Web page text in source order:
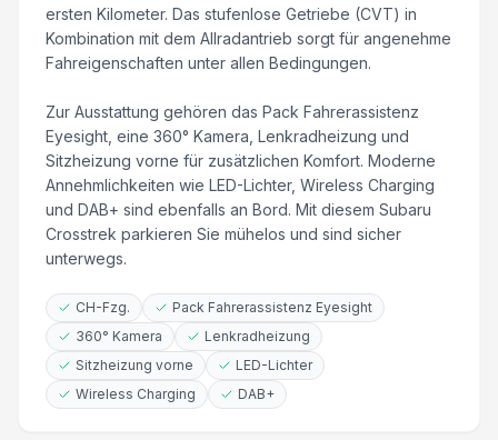
ersten Kilometer. Das stufenlose Getriebe (CVT) in
Kombination mit dem Allradantrieb sorgt für angenehme
Fahreigenschaften unter allen Bedingungen.
Zur Ausstattung gehören das Pack Fahrerassistenz
Eyesight, eine 360° Kamera, Lenkradheizung und
Sitzheizung vorne für zusätzlichen Komfort. Moderne
Annehmlichkeiten wie LED-Lichter, Wireless Charging
und DAB+ sind ebenfalls an Bord. Mit diesem Subaru
Crosstrek parkieren Sie mühelos und sind sicher
unterwegs.
CH-Fzg.
Pack Fahrerassistenz Eyesight
360° Kamera
Lenkradheizung
Sitzheizung vorne
LED-Lichter
Wireless Charging
DAB+